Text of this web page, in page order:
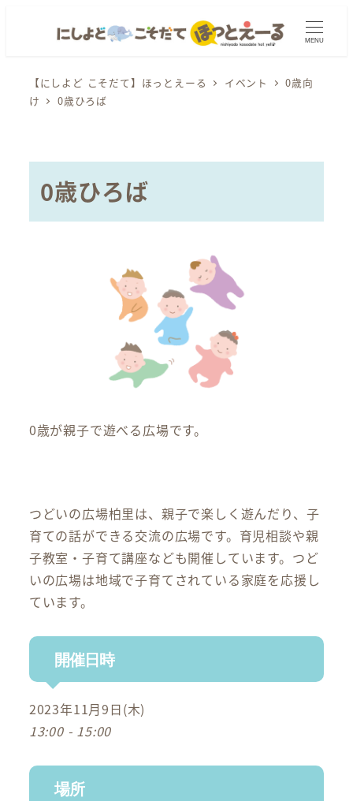
MENU
【にしよど こそだて】ほっとえーる イベント
0歳向
け
0歳ひろば
0歳ひろば
0歳が親子で遊べる広場です。
つどいの広場柏里は、親子で楽しく遊んだり、子
育ての話ができる交流の広場です。育児相談や親
子教室・子育て講座なども開催しています。つど
いの広場は地域で子育てされている家庭を応援し
ています。
開催日時
2023年11月9日(木)
13:00 - 15:00
場所